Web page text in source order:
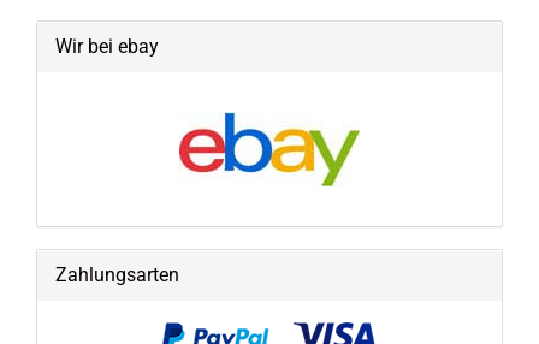
Wir bei ebay
Zahlungsarten